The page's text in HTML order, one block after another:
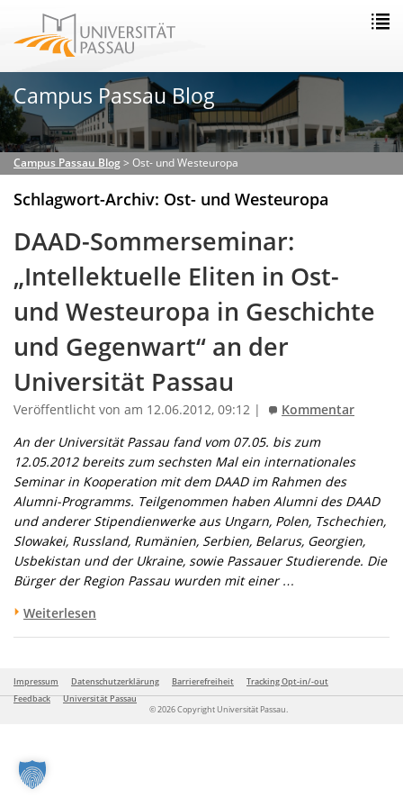
Campus Passau Blog
Campus Passau Blog> Ost- und Westeuropa
Schlagwort-Archiv: Ost- und Westeuropa
DAAD-Sommerseminar:
„Intellektuelle Eliten in Ost-
und Westeuropa in Geschichte
und Gegenwart“ an der
Universität Passau
Veröffentlicht von am 12.06.2012, 09:12 | Kommentar
An der Universität Passau fand vom 07.05. bis zum
12.05.2012 bereits zum sechsten Mal ein internationales
Seminar in Kooperation mit dem DAAD im Rahmen des
Alumni-Programms. Teilgenommen haben Alumni des DAAD
und anderer Stipendienwerke aus Ungarn, Polen, Tschechien,
Slowakei, Russland, Rumänien, Serbien, Belarus, Georgien,
Usbekistan und der Ukraine, sowie Passauer Studierende. Die
Bürger der Region Passau wurden mit einer …
Weiterlesen
Impressum Datenschutzerklärung Barrierefreiheit
Tracking Opt-in/-out
Feedback
Universität Passau
© 2026 Copyright Universität Passau.